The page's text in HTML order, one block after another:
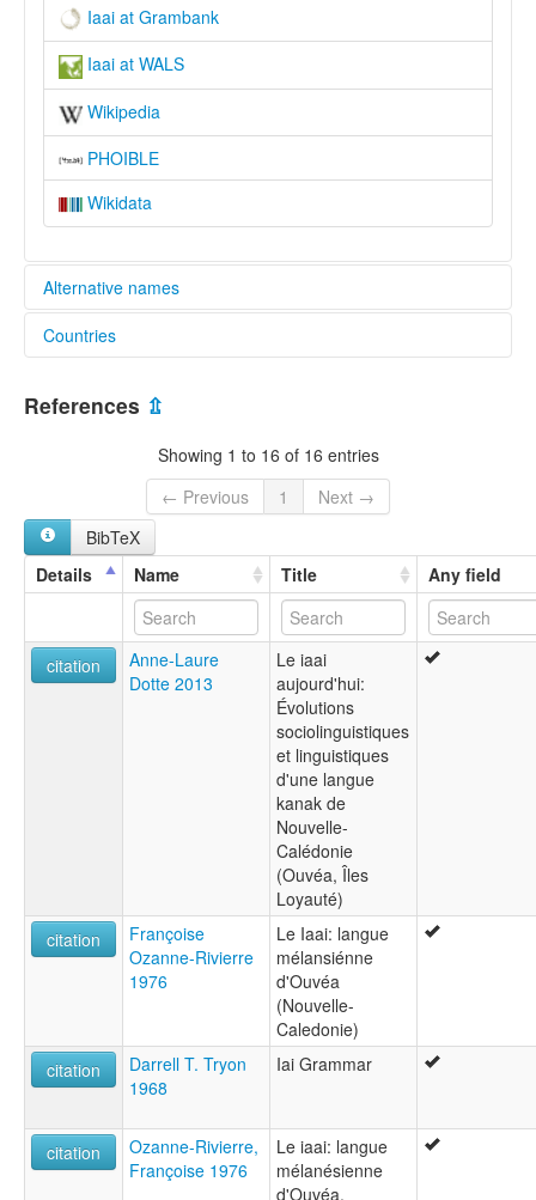
Iaai at Grambank
Iaai at WALS
Wikipedia
PHOIBLE
Wikidata
Alternative names
lexvo:
Iaai language [en]
moseley & asher (1994):
Iai
ruhlen (1987):
Iaai
Iaai
wals other:
Iai
Countries
New Caledonia [NC]
References ⇫
Showing 1 to 16 of 16 entries
← Previous
1
Next →
BibTeX
Details
Name Title Any field
citation
Anne-Laure
Dotte 2013
Le iaai
aujourd'hui:
Évolutions
sociolinguistiques
et linguistiques
d'une langue
kanak de
Nouvelle-
Calédonie
(Ouvéa, Îles
Loyauté)
citation
Françoise
Ozanne-Rivierre
1976
Le Iaai: langue
mélansiénne
d'Ouvéa
(Nouvelle-
Caledonie)
citation
Darrell T. Tryon
1968
Iai Grammar
citation
Ozanne-Rivierre,
Françoise 1976
Le iaai: langue
mélanésienne
d'Ouvéa,